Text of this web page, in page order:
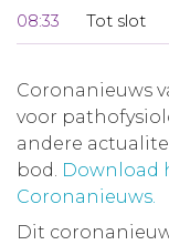
08:33 Tot slot
Coronanieuws
voor
andere
bod. Download
Coronanieuws.
Dit